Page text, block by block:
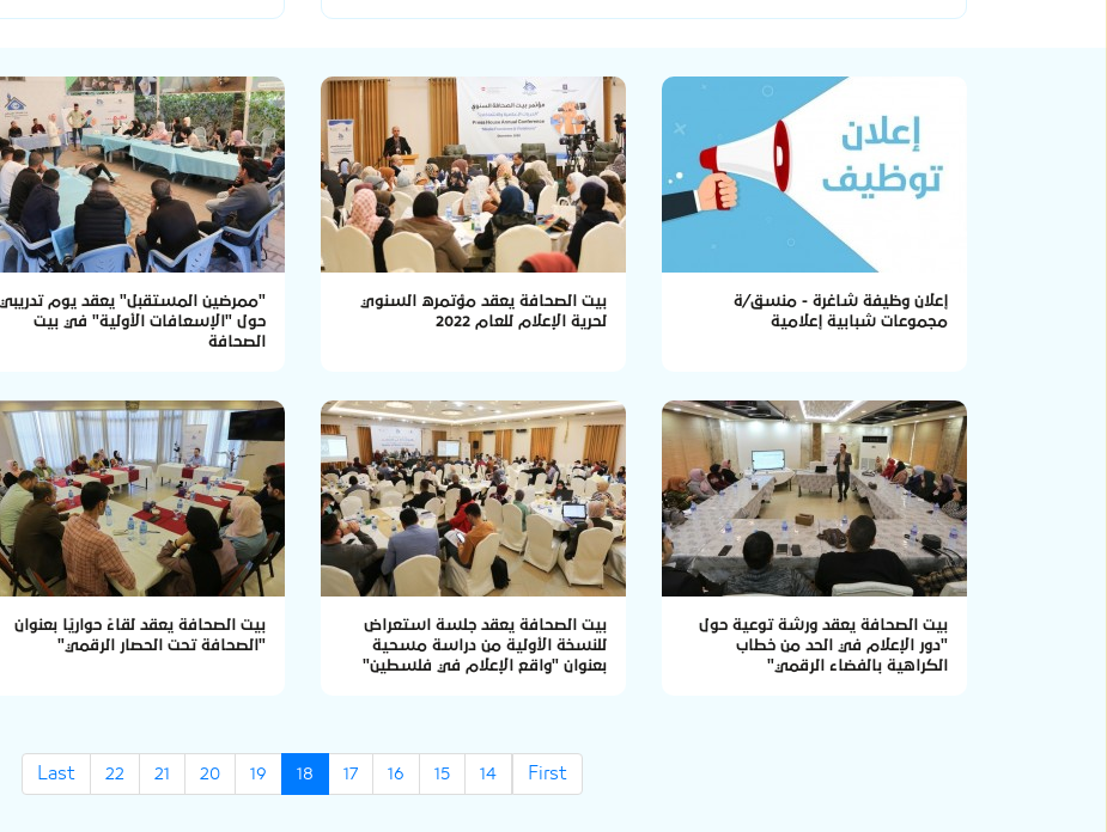
إعلان وظيفة شاغرة - منسق/ة
مجموعات شبابية إعلامية
بيت الصحافة يعقد مؤتمره السنوي
لحرية الإعلام للعام 2022
"ممرضين المستقبل" يعقد يوم تدريبي
حول "الإسعافات الأولية" في بيت
الصحافة
بيت الصحافة يعقد ورشة توعية حول
"دور الإعلام في الحد من خطاب
الكراهية بالفضاء الرقمي"
بيت الصحافة يعقد جلسة استعراض
للنسخة الأولية من دراسة مسحية
بعنوان "واقع الإعلام في فلسطين"
بيت الصحافة يعقد لقاءً حواريًا بعنوان
"الصحافة تحت الحصار الرقمي"
First
14
15
16
17
18
19
20
21
22
Last